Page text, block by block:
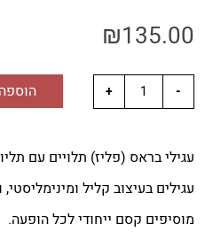
₪135.00
עגילי בראס (פליז) תלויים עם
עגילים בעיצוב קליל
מוסיפים קסם ייחודי לכל הופעה.